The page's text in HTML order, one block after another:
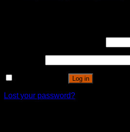
Log in
Lost your password?